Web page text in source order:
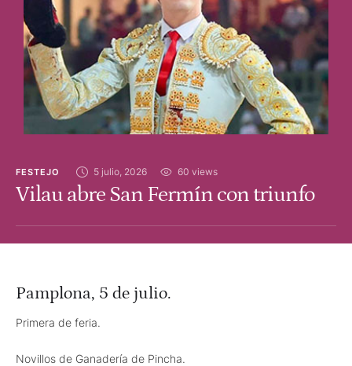
FESTEJO 5 julio, 2026 60 views
Vilau abre San Fermín con triunfo
Pamplona, 5 de julio.
Primera de feria.
Novillos de Ganadería de Pincha.